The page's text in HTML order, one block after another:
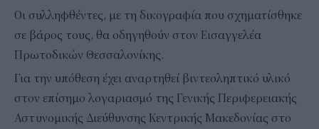
Οι συλληφθέντες, με τη δικογραφία που σχηματίσθηκε
σε βάρος τους, θα οδηγηθούν στον Εισαγγελέα
Πρωτοδικών Θεσσαλονίκης.
Για την υπόθεση έχει αναρτηθεί βιντεοληπτικό υλικό
στον επίσημο λογαριασμό της Γενικής Περιφερειακής
Αστυνομικής Διεύθυνσης Κεντρικής Μακεδονίας στο